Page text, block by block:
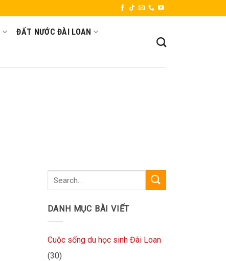
ĐẤT NƯỚC ĐÀI LOAN
DANH MỤC BÀI VIẾT
Cuộc sống du học sinh Đài Loan
(30)